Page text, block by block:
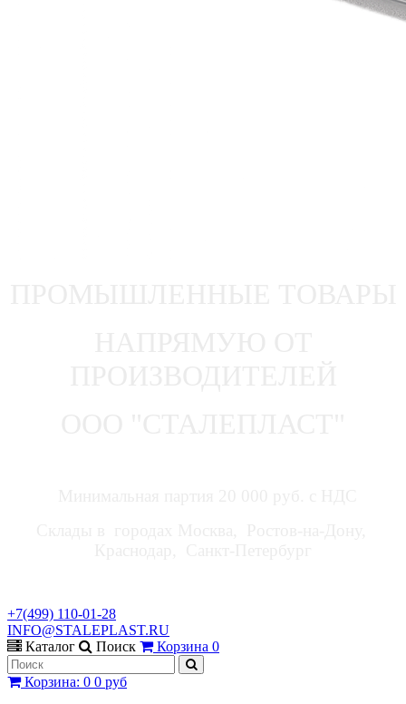
+7(499) 110-01-28
INFO@STALEPLAST.RU
Каталог
Поиск Корзина 0
Корзина: 0 0 руб